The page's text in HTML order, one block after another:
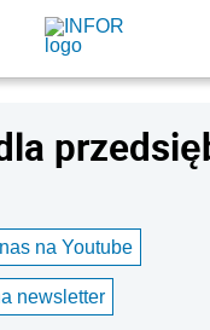
na Youtube
newsletter